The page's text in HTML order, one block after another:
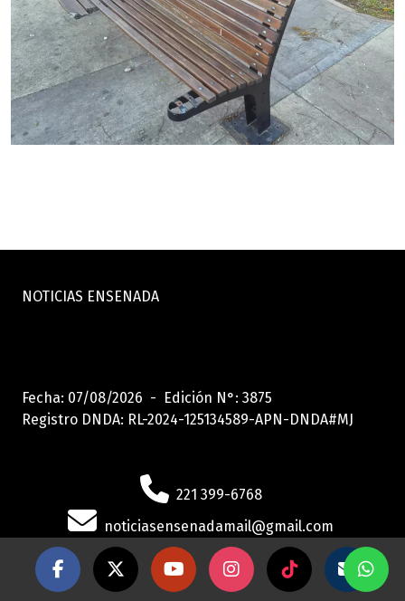
NOTICIAS ENSENADA
Fecha: 07/08/2026 - Edición N°: 3875
Registro DNDA: RL-2024-125134589-APN-DNDA#MJ
221 399-6768
noticiasensenadamail@gmail.com